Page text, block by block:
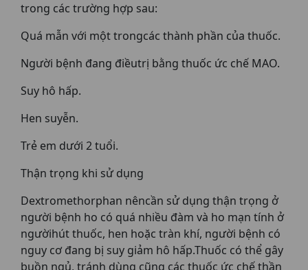
trong các trường hợp sau:
Quá mẫn với một trongcác thành phần của thuốc.
Người bệnh đang điềutrị bằng thuốc ức chế MAO.
Suy hô hấp.
Hen suyễn.
Trẻ em dưới 2 tuổi.
Thận trọng khi sử dụng
Dextromethorphan nêncần sử dụng thận trọng ở
người bệnh ho có quá nhiều đàm và ho mạn tính ở
ngườihút thuốc, hen hoặc tràn khí, người bệnh có
nguy cơ đang bị suy giảm hô hấp.Thuốc có thể gây
buồn ngủ, tránh dùng cũng các thuốc ức chế thần